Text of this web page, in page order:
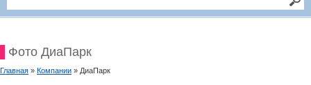
Фото ДиаПарк
Главная » Компании » ДиаПарк